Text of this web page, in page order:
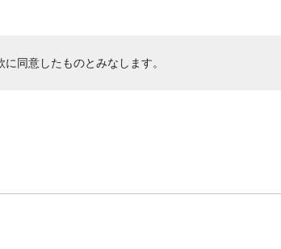
同意したものとみなします。